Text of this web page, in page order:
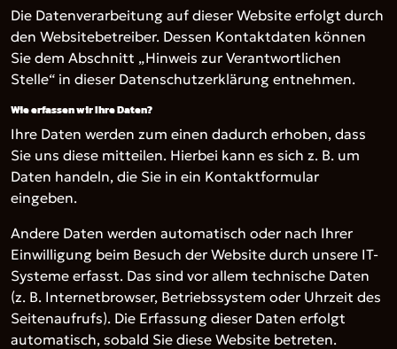
Die Datenverarbeitung auf dieser Website erfolgt durch
den Websitebetreiber. Dessen Kontaktdaten können
Sie dem Abschnitt „Hinweis zur Verantwortlichen
Stelle“ in dieser Datenschutzerklärung entnehmen.
Wie erfassen wir Ihre Daten?
Ihre Daten werden zum einen dadurch erhoben, dass
Sie uns diese mitteilen. Hierbei kann es sich z. B. um
Daten handeln, die Sie in ein Kontaktformular
eingeben.
Andere Daten werden automatisch oder nach Ihrer
Einwilligung beim Besuch der Website durch unsere IT-
Systeme erfasst. Das sind vor allem technische Daten
(z. B. Internetbrowser, Betriebssystem oder Uhrzeit des
Seitenaufrufs). Die Erfassung dieser Daten erfolgt
automatisch, sobald Sie diese Website betreten.